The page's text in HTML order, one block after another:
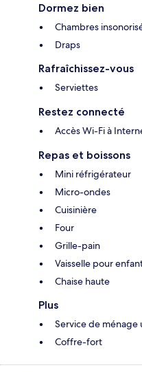
Dormez bien
Chambres
Draps
Rafraîchissez-vous
Serviettes
Restez connecté
Accès Wi-Fi à
Repas et boissons
Mini réfrigérateur
Micro-ondes
Cuisinière
Four
Grille-pain
Vaisselle pour
Chaise haute
Plus
Service de ménage
Coffre-fort